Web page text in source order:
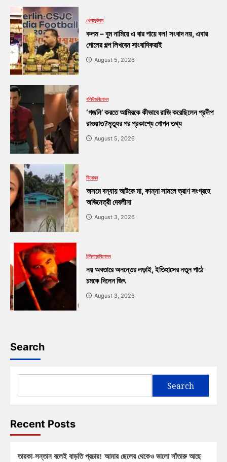
খেলাফুটবল
কলম – বুম নামিয়ে এ বার পায়ে বল! সংবাদ নয়, এবার
গোলের গল্প লিখবেন সাংবাদিকরাই
August 5, 2026
বলিউডবিনোদন
‘গজনি’ করতে আমিরকে কীভাবে রাজি করেছিলেন প্রদীপ
রাওয়াত?মৃত্যুর পর প্রকাশ্যে গোপন তথ্য
August 5, 2026
বিনোদন
অসমে বন্যায় আটকে মা, কান্না সামলে ত্রাণ সংগ্রহে
অভিনেত্রী দেবলীনা
August 3, 2026
টলিপাড়াবিনোদন
নয় অবতারে অনন্তের লড়াই, ইতিহাসের নতুন পাঠে
চমকে দিলেন জিৎ
August 3, 2026
Search
Search
Recent Posts
তারকা-সন্তান বলেই বাড়তি প্রচার! আমার ছেলের থেকেও ভালো সাঁতারু আছে